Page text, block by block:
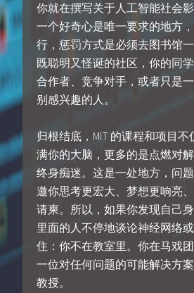
你就在撰写关于人工智能社会
一个好奇心是唯一要求的地方
行，惩罚方式是必须去图书馆
既聪明又怪诞的社区，你的同
合作者、竞争对手，或者只是
别感兴趣的人。
归根结底，MIT 的课程和项目
满你的大脑，更多的是点燃对
终身痴迷。这是一处地方，问
邀你思考更宏大、梦想更响亮
请柬。所以，如果你发现自己
里面的人不停地谈论神经网络
住：你不在教室里。你在马戏
一位对任何问题的可能解决方
教授。